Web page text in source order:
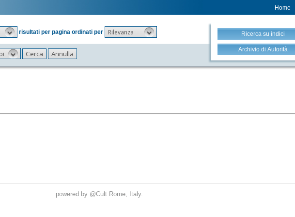
Home
risultati per pagina ordinati per Rilevanza Ricerca su indici
Archivio di Autorità
powered by @Cult Rome, Italy.